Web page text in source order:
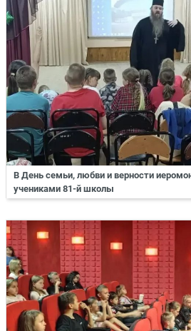
В День семьи, любви и верности
учениками 81-й школы